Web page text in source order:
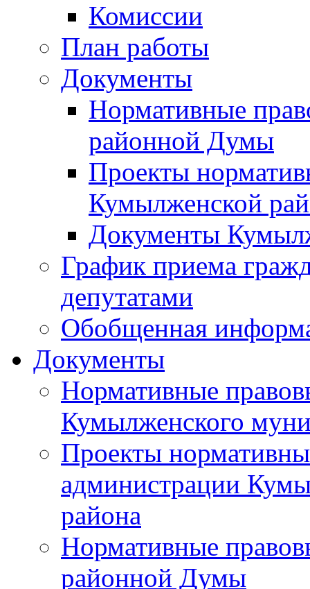
Комиссии
План работы
Документы
Нормативные
районной Думы
Проекты
Кумылженской
Документы
График приема
депутатами
Обобщенная
Документы
Нормативные
Кумылженского
Проекты
администрации
района
Нормативные
районной Думы